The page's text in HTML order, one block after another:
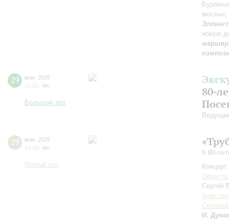
мосты»;
новую
29 мая 2025
10:00 Чт
Большой зал
80-
29 мая 2025
19:00 Чт
Малый зал
К 80-
Сергей
И.